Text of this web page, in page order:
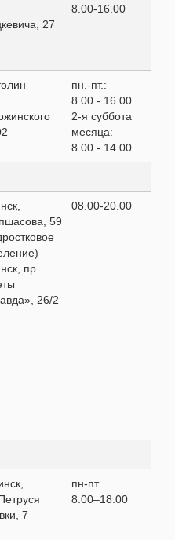
27
8.00-16.00
пн.-пт.:
8.00 - 16.00
2-я суббота
месяца:
8.00 - 14.00
59
пр.
26/2
08.00-20.00
7
пн-пт
8.00–18.00